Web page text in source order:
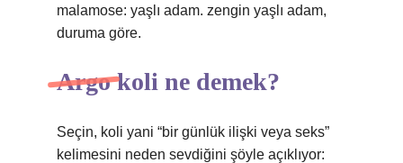
malamose: yaşlı adam. zengin yaşlı adam,
duruma göre.
Argo koli ne demek?
Seçin, koli yani “bir günlük ilişki veya seks”
kelimesini neden sevdiğini şöyle açıklıyor: